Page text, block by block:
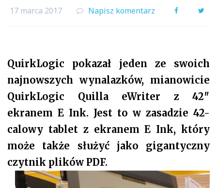
17 marca 2017 Napisz komentarz Facebook
QuirkLogic pokazał jeden ze swoich
najnowszych wynalazków, mianowicie
QuirkLogic Quilla eWriter z 42″
ekranem E Ink. Jest to w zasadzie 42-
calowy tablet z ekranem E Ink, który
może także służyć jako gigantyczny
czytnik plików PDF.